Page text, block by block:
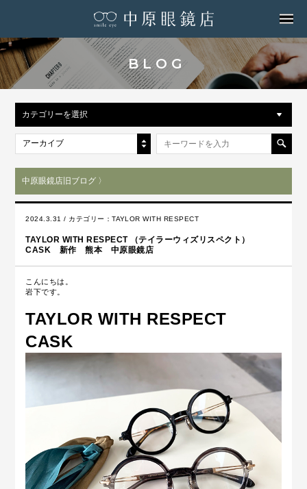
BLOG
カテゴリーを選択
アーカイブ
中原眼鏡店旧ブログ 〉
2024.3.31 / カテゴリー：TAYLOR WITH RESPECT
TAYLOR WITH RESPECT （テイラーウィズリスペクト）
CASK 新作 熊本 中原眼鏡店
こんにちは。
岩下です。
TAYLOR WITH RESPECT
CASK